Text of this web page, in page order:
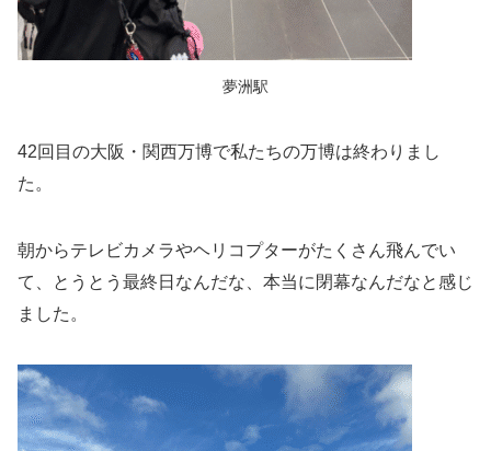
夢洲駅
42回目の大阪・関西万博で私たちの万博は終わりまし
た。
朝からテレビカメラやヘリコプターがたくさん飛んでい
て、とうとう最終日なんだな、本当に閉幕なんだなと感じ
ました。